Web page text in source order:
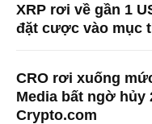
XRP rơi về gần 1
đặt cược vào mục
CRO rơi xuống
Media bất ngờ
Crypto.com